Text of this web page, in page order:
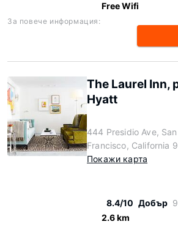
Free Wifi
За повече информация:
The Laurel Inn,
Hyatt
444 Presidio Ave, San
Francisco, California
Покажи карта
8.4/10 Добър
2.6 km